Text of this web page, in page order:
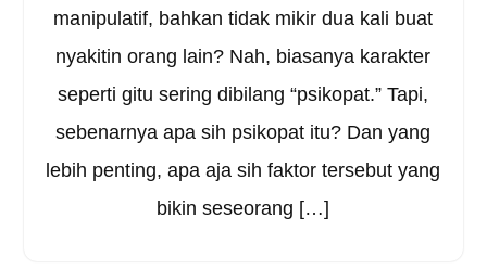
manipulatif, bahkan tidak mikir dua kali buat
nyakitin orang lain? Nah, biasanya karakter
seperti gitu sering dibilang “psikopat.” Tapi,
sebenarnya apa sih psikopat itu? Dan yang
lebih penting, apa aja sih faktor tersebut yang
bikin seseorang […]